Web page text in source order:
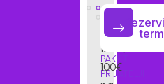
PAKET
PRIJATELJI
/noč
(5
oseb,
12 ur)
100€